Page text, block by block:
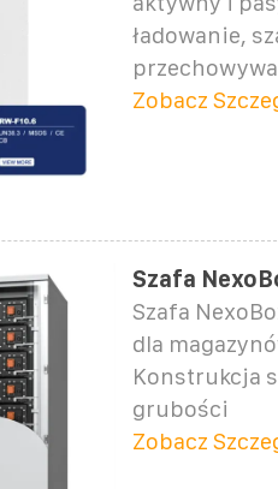
ładowanie,
Zobacz
Szafa
Szafa
dla
Konstrukcja
grubości
Zobacz